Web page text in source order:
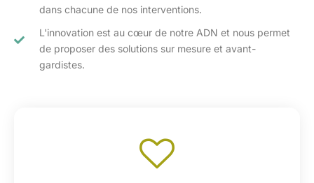
dans chacune de nos interventions.
L'innovation est au cœur de notre ADN et nous permet
de proposer des solutions sur mesure et avant-
gardistes.